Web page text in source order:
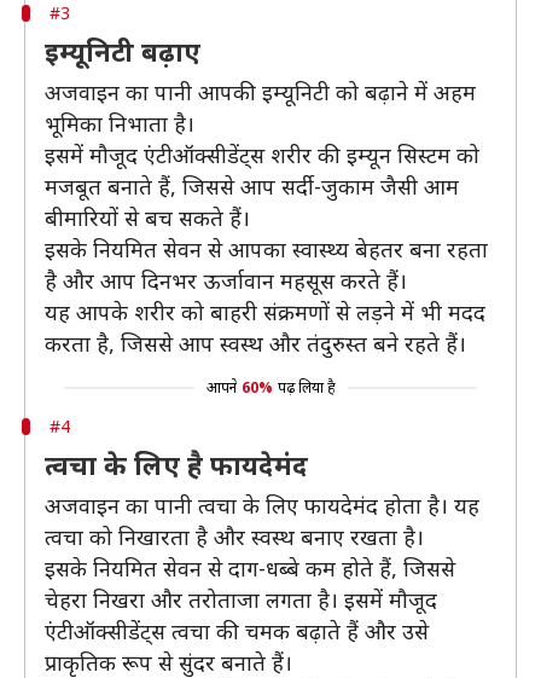
#3
इम्यूनिटी बढ़ाए
अजवाइन का पानी आपकी इम्यूनिटी को बढ़ाने में अहम
भूमिका निभाता है।
इसमें मौजूद एंटीऑक्सीडेंट्स शरीर की इम्यून सिस्टम को
मजबूत बनाते हैं, जिससे आप सर्दी-जुकाम जैसी आम
बीमारियों से बच सकते हैं।
इसके नियमित सेवन से आपका स्वास्थ्य बेहतर बना रहता
है और आप दिनभर ऊर्जावान महसूस करते हैं।
यह आपके शरीर को बाहरी संक्रमणों से लड़ने में भी मदद
करता है, जिससे आप स्वस्थ और तंदुरुस्त बने रहते हैं।
आपने 60% पढ़ लिया है
#4
त्वचा के लिए है फायदेमंद
अजवाइन का पानी त्वचा के लिए फायदेमंद होता है। यह
त्वचा को निखारता है और स्वस्थ बनाए रखता है।
इसके नियमित सेवन से दाग-धब्बे कम होते हैं, जिससे
चेहरा निखरा और तरोताजा लगता है। इसमें मौजूद
एंटीऑक्सीडेंट्स त्वचा की चमक बढ़ाते हैं और उसे
प्राकृतिक रूप से सुंदर बनाते हैं।